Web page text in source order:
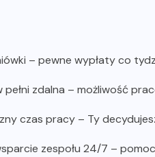
– pewne wypłaty co
pełni zdalna – możliwość
czas pracy – Ty
zespołu 24/7 –